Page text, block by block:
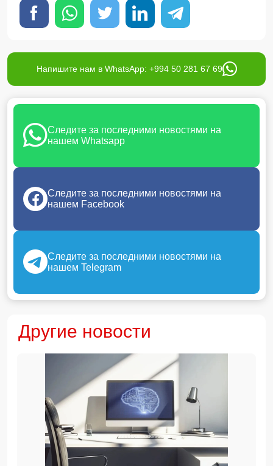
Напишите нам в WhatsApp: +994 50 281 67 69
Следите за последними новостями на
нашем Whatsapp
Следите за последними новостями на
нашем Facebook
Следите за последними новостями на
нашем Telegram
Другие новости